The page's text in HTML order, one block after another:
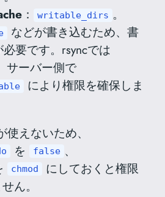
： writable_dirs 。
などが書き込むため、書
要です。rsyncでは
サーバー側で
により権限を確保しま
使えないため、
を false 、
chmod
にしておくと権限
ん。